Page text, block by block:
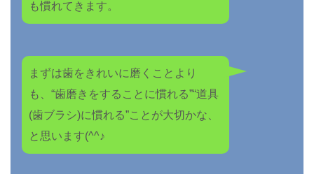
も慣れてきます。
まずは歯をきれいに磨くことより
も、“歯磨きをすることに慣れる”“道具
(歯ブラシ)に慣れる”ことが大切かな、
と思います(^^♪